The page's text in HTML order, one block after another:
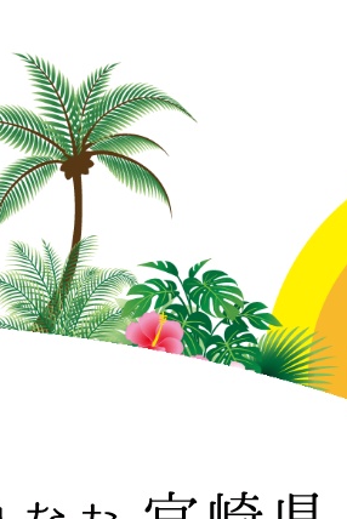
MIYAZAKI PREFECTURE